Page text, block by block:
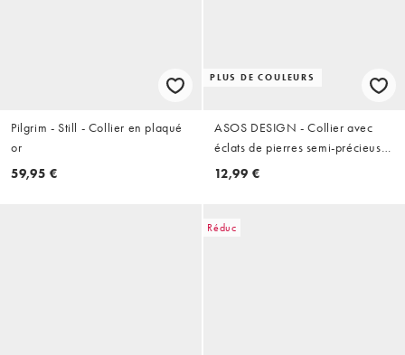
Pilgrim - Still - Collier en plaqué
or
59,95 €
PLUS DE COULEURS
ASOS DESIGN - Collier avec
éclats de pierres semi-précieuses
de quartz rose
12,99 €
Réduc